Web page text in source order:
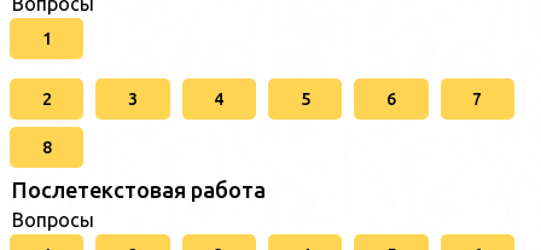
1
2 3 4 5 6 7
8
Послетекстовая работа
Вопросы